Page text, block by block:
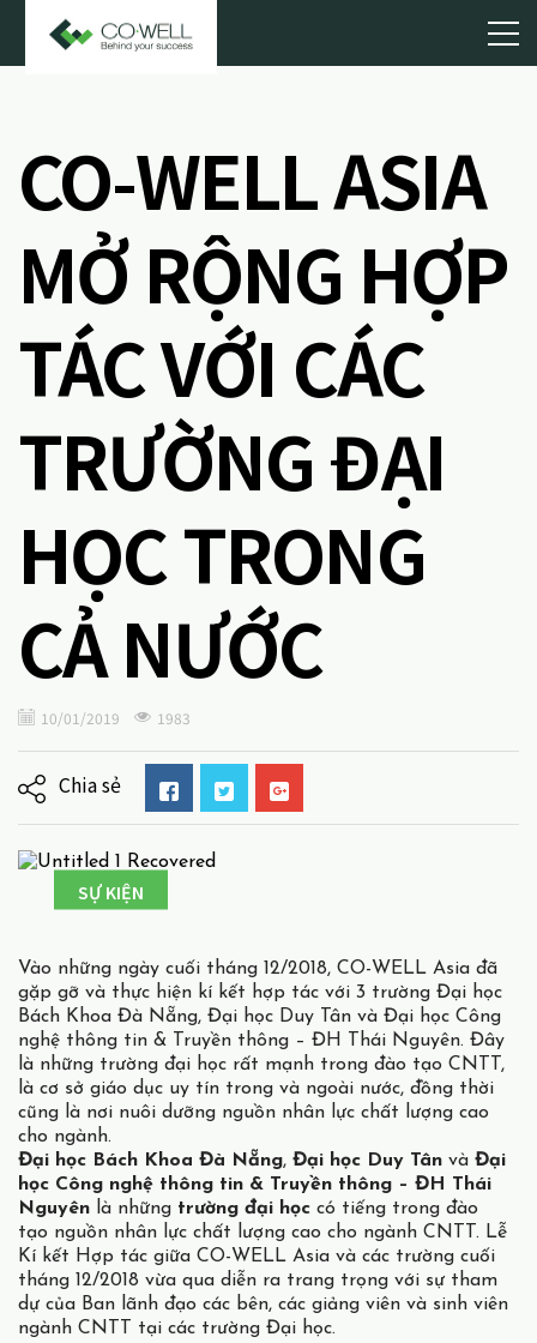
CO-WELL ASIA
MỞ RỘNG HỢP
TÁC VỚI CÁC
TRƯỜNG ĐẠI
HỌC TRONG
CẢ NƯỚC
10/01/2019 1983
Chia sẻ
SỰ KIỆN
Vào những ngày cuối tháng 12/2018, CO-WELL Asia đã
gặp gỡ và thực hiện kí kết hợp tác với 3 trường Đại học
Bách Khoa Đà Nẵng, Đại học Duy Tân và Đại học Công
nghệ thông tin & Truyền thông – ĐH Thái Nguyên. Đây
là những trường đại học rất mạnh trong đào tạo CNTT,
là cơ sở giáo dục uy tín trong và ngoài nước, đồng thời
cũng là nơi nuôi dưỡng nguồn nhân lực chất lượng cao
cho ngành.
Đại học Bách Khoa Đà Nẵng, Đại học Duy Tân và Đại
học Công nghệ thông tin & Truyền thông – ĐH Thái
Nguyên là những trường đại học có tiếng trong đào
tạo nguồn nhân lực chất lượng cao cho ngành CNTT. Lễ
Kí kết Hợp tác giữa CO-WELL Asia và các trường cuối
tháng 12/2018 vừa qua diễn ra trang trọng với sự tham
dự của Ban lãnh đạo các bên, các giảng viên và sinh viên
ngành CNTT tại các trường Đại học.